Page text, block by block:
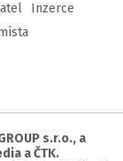
Inzerce
s.r.o., a
a ČTK.